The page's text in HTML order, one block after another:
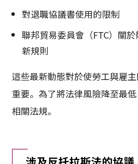
對退職協議書使用的限制
聯邦貿易委員會（FTC）關
新規則
這些最新動態對於使勞工與雇
重要。為了將法律風險降至最
相關法規。